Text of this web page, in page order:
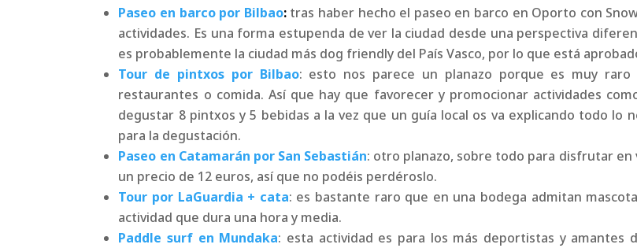
Paseo en barco por Bilbao:tras haber hecho el paseo en barco en Oporto con
actividades. Es una forma estupenda de ver la ciudad desde una perspectiva
es probablemente la ciudad más dog friendly del País Vasco, por lo que está
Tour de pintxos por Bilbao: esto nos parece un planazo porque es muy
restaurantes o comida. Así que hay que favorecer y promocionar actividades
degustar 8 pintxos y 5 bebidas a la vez que un guía local os va explicando todo lo
para la degustación.
Paseo en Catamarán por San Sebastián: otro planazo, sobre todo para disfrutar en
un precio de 12 euros, así que no podéis perdéroslo.
Tour por LaGuardia + cata: es bastante raro que en una bodega admitan
actividad que dura una hora y media.
Paddle surf en Mundaka: esta actividad es para los más deportistas y amantes